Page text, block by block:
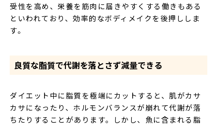
受性を高め、栄養を筋肉に届きやすくする働きもある
といわれており、効率的なボディメイクを後押ししま
す。
良質な脂質で代謝を落とさず減量できる
ダイエット中に脂質を極端にカットすると、肌がカサ
カサになったり、ホルモンバランスが崩れて代謝が落
ちたりすることがあります。しかし、魚に含まれる脂